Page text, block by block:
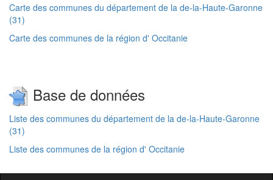
Carte des communes du département de la de-la-Haute-Garonne
(31)
Carte des communes de la région d' Occitanie
Base de données
Liste des communes du département de la de-la-Haute-Garonne
(31)
Liste des communes de la région d' Occitanie